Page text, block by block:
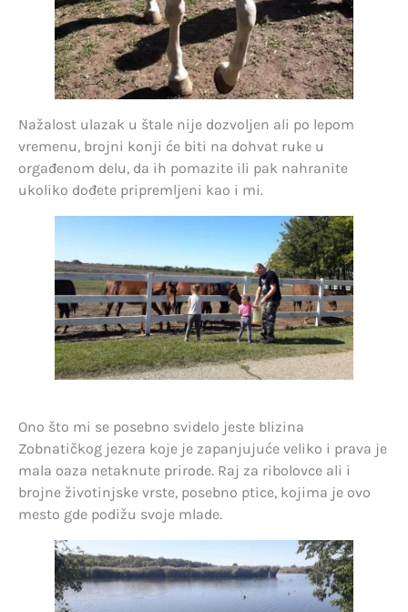
Nažalost ulazak u štale nije dozvoljen ali po lepom
vremenu, brojni konji će biti na dohvat ruke u
orgađenom delu, da ih pomazite ili pak nahranite
ukoliko dođete pripremljeni kao i mi.
Ono što mi se posebno svidelo jeste blizina
Zobnatičkog jezera koje je zapanjujuće veliko i prava je
mala oaza netaknute prirode. Raj za ribolovce ali i
brojne životinjske vrste, posebno ptice, kojima je ovo
mesto gde podižu svoje mlade.